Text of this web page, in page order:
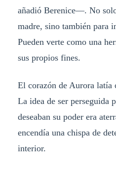
añadió Berenice—. No
madre, sino también para
Pueden verte como una
sus propios fines.
El corazón de Aurora latía
La idea de ser perseguida
deseaban su poder era
encendía una chispa de
interior.